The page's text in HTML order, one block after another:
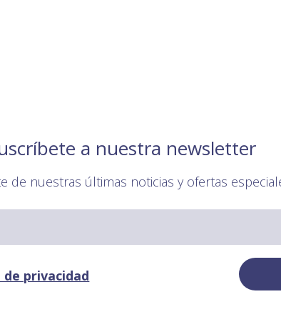
a nuestra newsletter
de nuestras últimas noticias y ofertas
privacidad